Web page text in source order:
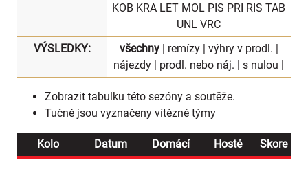
KOB KRA LET MOL PIS PRI RIS TAB
UNL VRC
VÝSLEDKY:
všechny| remízy| výhry v prodl. |
nájezdy | prodl. nebo náj. | s nulou |
Zobrazit tabulku této sezóny a soutěže.
Tučně jsou vyznačeny vítězné týmy
Kolo Datum Domácí Hosté Skore